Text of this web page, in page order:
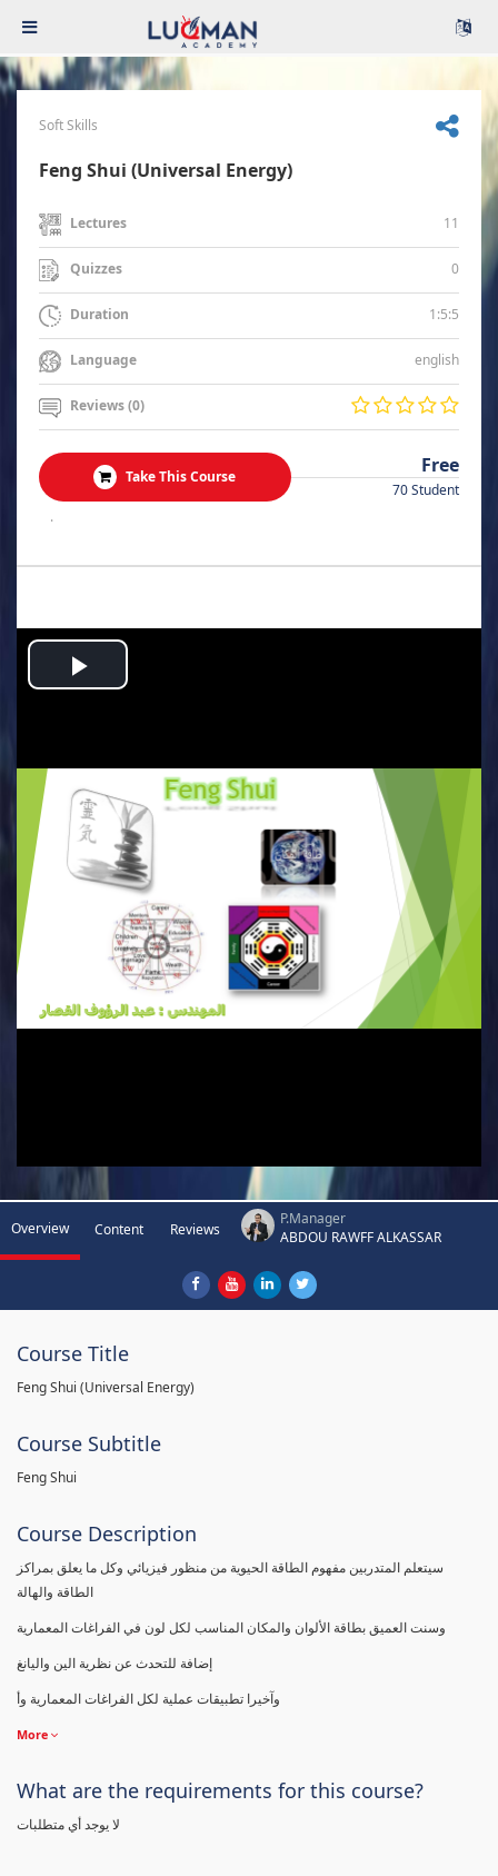
Soft Skills
Feng Shui (Universal Energy)
Lectures 11
Quizzes 0
Duration 1:5:5
Language english
Reviews (0)
Take This Course Free
70 Student
.
Play
Overview Content Reviews
P.Manager
ABDOU RAWFF ALKASSAR
Course Title
Feng Shui (Universal Energy)
Course Subtitle
Feng Shui
Course Description
سيتعلم المتدربين مفهوم الطاقة الحيوية من منظور فيزيائي وكل ما يعلق بمراكز
الطاقة والهالة
وسنت العميق بطاقة الألوان والمكان المناسب لكل لون في الفراغات المعمارية
إضافة للتحدث عن نظرية الين واليانغ
وآخيرا تطبيقات عملية لكل الفراغات المعمارية وأ
More
What are the requirements for this course?
لا يوجد أي متطلبات